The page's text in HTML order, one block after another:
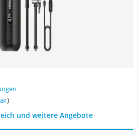
)
und weitere Angebote